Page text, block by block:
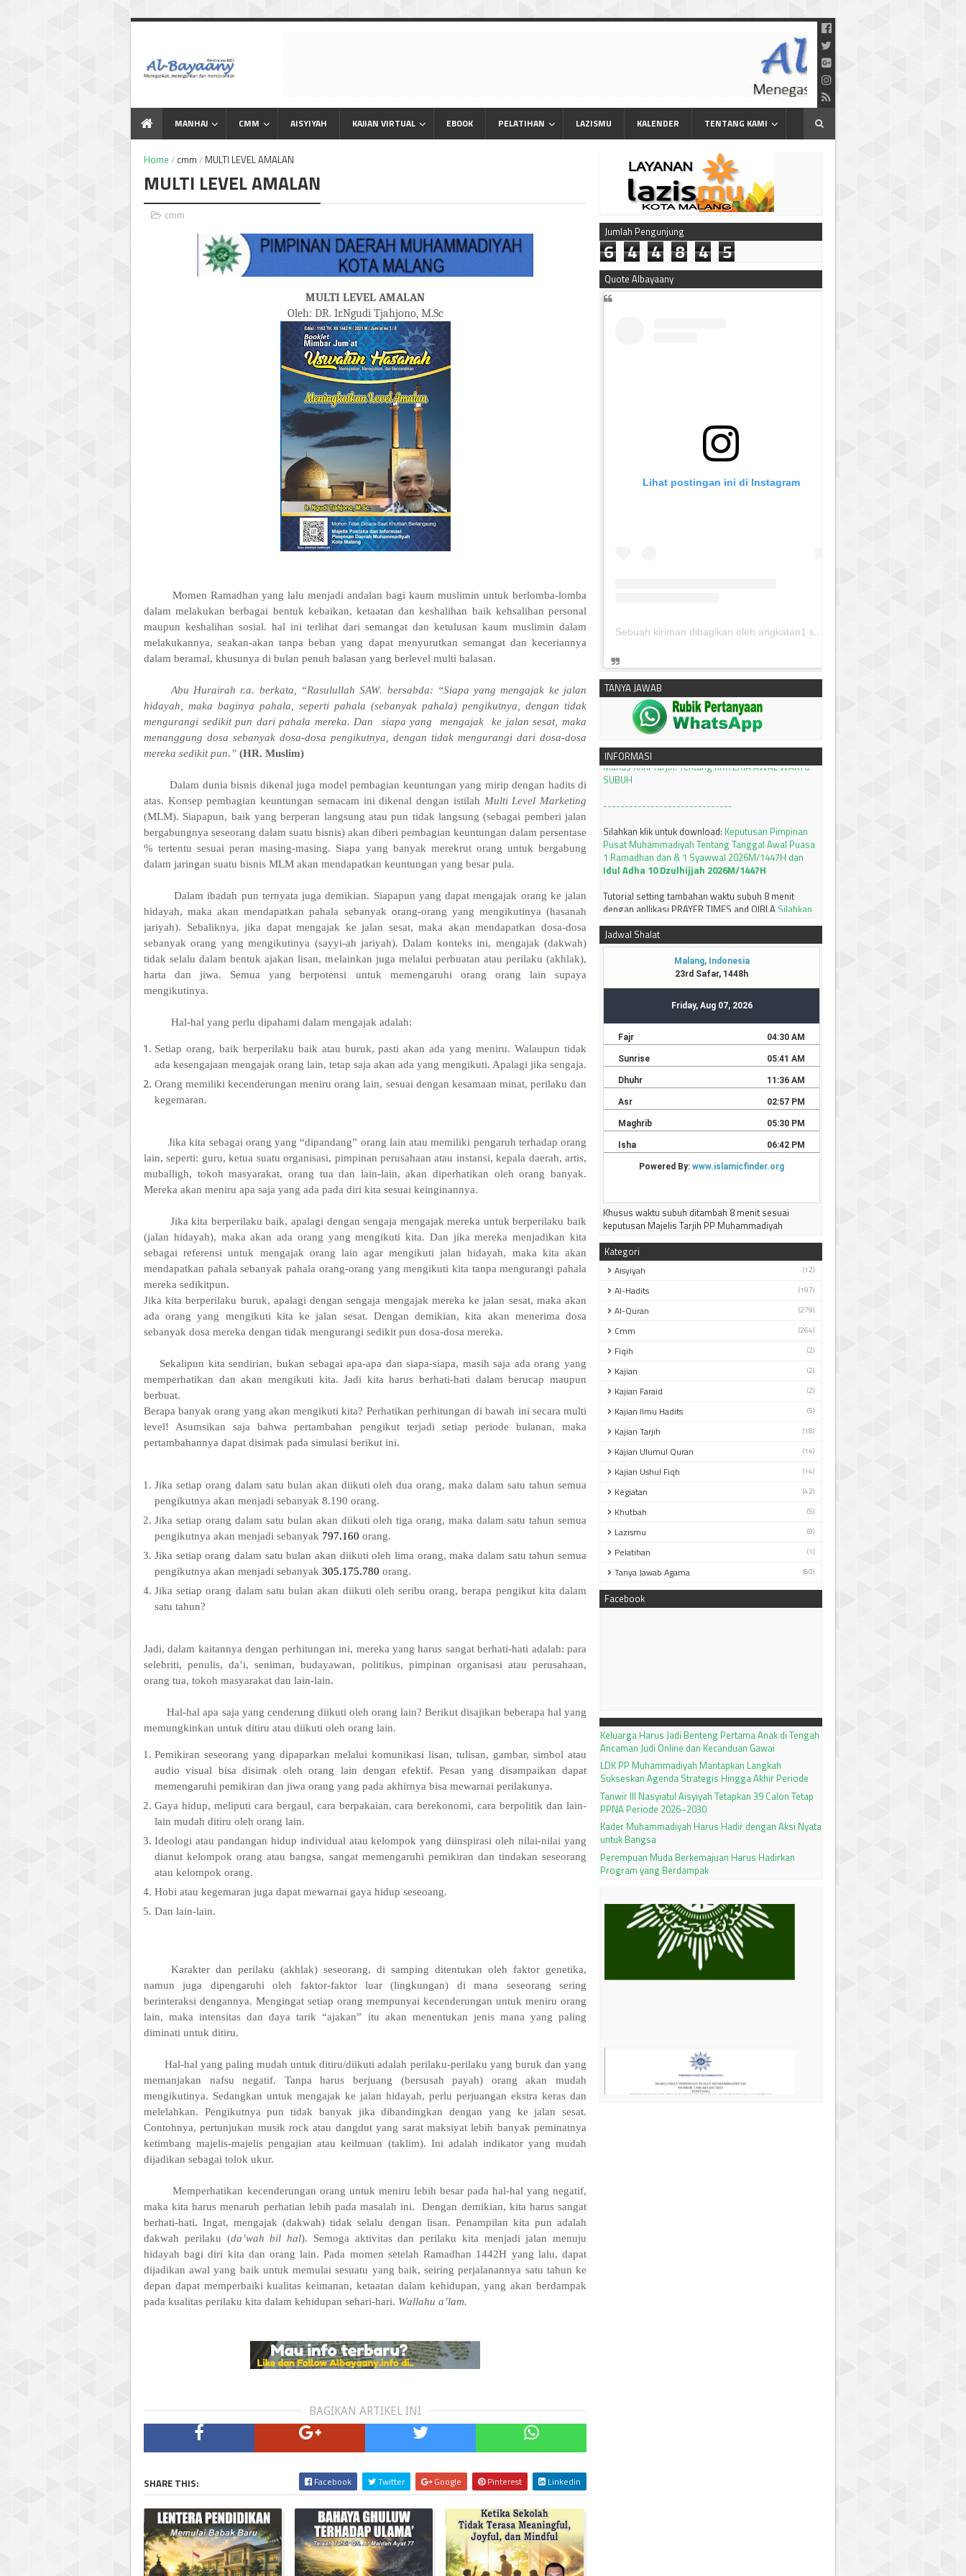
dan Mencerahkan
MANHAJ CMM AISYIYAH KAJIAN VIRTUAL EBOOK PELATIHAN LAZISMU KALENDER TENTANG KAMI
Home / cmm / MULTI LEVEL AMALAN
MULTI LEVEL AMALAN
cmm
MULTI LEVEL AMALAN
Oleh: DR. Ir.Ngudi Tjahjono, M.Sc
Momen Ramadhan yang lalu menjadi andalan bagi kaum muslimin untuk berlomba-lomba
dalam melakukan berbagai bentuk kebaikan, ketaatan dan keshalihan baik kehsalihan personal
maupun keshalihan sosial. hal ini terlihat dari semangat dan ketulusan kaum muslimin dalam
melakukannya, seakan-akan tanpa beban yang dapat menyurutkan semangat dan keceriannya
dalam beramal, khusunya di bulan penuh balasan yang berlevel multi balasan.
Abu Hurairah r.a. berkata, “Rasulullah SAW. bersabda: “Siapa yang mengajak ke jalan
hidayah, maka baginya pahala, seperti pahala (sebanyak pahala) pengikutnya, dengan tidak
mengurangi sedikit pun dari pahala mereka. Dan siapa yang mengajak ke jalan sesat, maka
menanggung dosa sebanyak dosa-dosa pengikutnya, dengan tidak mengurangi dari dosa-dosa
mereka sedikit pun.” (HR. Muslim)
Dalam dunia bisnis dikenal juga model pembagian keuntungan yang mirip dengan hadits di
atas. Konsep pembagian keuntungan semacam ini dikenal dengan istilah Multi Level Marketing
(MLM). Siapapun, baik yang berperan langsung atau pun tidak langsung (sebagai pemberi jalan
bergabungnya seseorang dalam suatu bisnis) akan diberi pembagian keuntungan dalam persentase
% tertentu sesuai peran masing-masing. Siapa yang banyak merekrut orang untuk bergabung
dalam jaringan suatu bisnis MLM akan mendapatkan keuntungan yang besar pula.
Dalam ibadah pun ternyata juga demikian. Siapapun yang dapat mengajak orang ke jalan
hidayah, maka akan mendapatkan pahala sebanyak orang-orang yang mengikutinya (hasanah
jariyah). Sebaliknya, jika dapat mengajak ke jalan sesat, maka akan mendapatkan dosa-dosa
sebanyak orang yang mengikutinya (sayyi-ah jariyah). Dalam konteks ini, mengajak (dakwah)
tidak selalu dalam bentuk ajakan lisan, melainkan juga melalui perbuatan atau perilaku (akhlak),
harta dan jiwa. Semua yang berpotensi untuk memengaruhi orang orang lain supaya
mengikutinya.
Hal-hal yang perlu dipahami dalam mengajak adalah:
Setiap orang, baik berperilaku baik atau buruk, pasti akan ada yang meniru. Walaupun tidak
ada kesengajaan mengajak orang lain, tetap saja akan ada yang mengikuti. Apalagi jika sengaja.
Orang memiliki kecenderungan meniru orang lain, sesuai dengan kesamaan minat, perilaku dan
kegemaran.
Jika kita sebagai orang yang “dipandang” orang lain atau memiliki pengaruh terhadap orang
lain, seperti: guru, ketua suatu organisasi, pimpinan perusahaan atau instansi, kepala daerah, artis,
muballigh, tokoh masyarakat, orang tua dan lain-lain, akan diperhatikan oleh orang banyak.
Mereka akan meniru apa saja yang ada pada diri kita sesuai keinginannya.
Jika kita berperilaku baik, apalagi dengan sengaja mengajak mereka untuk berperilaku baik
(jalan hidayah), maka akan ada orang yang mengikuti kita. Dan jika mereka menjadikan kita
sebagai referensi untuk mengajak orang lain agar mengikuti jalan hidayah, maka kita akan
mendapatkan pahala sebanyak pahala orang-orang yang mengikuti kita tanpa mengurangi pahala
mereka sedikitpun.
Jika kita berperilaku buruk, apalagi dengan sengaja mengajak mereka ke jalan sesat, maka akan
ada orang yang mengikuti kita ke jalan sesat. Dengan demikian, kita akan menerima dosa
sebanyak dosa mereka dengan tidak mengurangi sedikit pun dosa-dosa mereka.
Sekalipun kita sendirian, bukan sebagai apa-apa dan siapa-siapa, masih saja ada orang yang
memperhatikan dan akan mengikuti kita. Jadi kita harus berhati-hati dalam berucap maupun
berbuat.
Berapa banyak orang yang akan mengikuti kita? Perhatikan perhitungan di bawah ini secara multi
level! Asumsikan saja bahwa pertambahan pengikut terjadi setiap periode bulanan, maka
pertambahannya dapat disimak pada simulasi berikut ini.
Jika setiap orang dalam satu bulan akan diikuti oleh dua orang, maka dalam satu tahun semua
pengikutnya akan menjadi sebanyak 8.190 orang.
Jika setiap orang dalam satu bulan akan diikuti oleh tiga orang, maka dalam satu tahun semua
pengikutnya akan menjadi sebanyak 797.160 orang.
Jika setiap orang dalam satu bulan akan diikuti oleh lima orang, maka dalam satu tahun semua
pengikutnya akan menjadi sebanyak 305.175.780 orang.
Jika setiap orang dalam satu bulan akan diikuti oleh seribu orang, berapa pengikut kita dalam
satu tahun?
Jadi, dalam kaitannya dengan perhitungan ini, mereka yang harus sangat berhati-hati adalah: para
selebriti, penulis, da’i, seniman, budayawan, politikus, pimpinan organisasi atau perusahaan,
orang tua, tokoh masyarakat dan lain-lain.
Hal-hal apa saja yang cenderung diikuti oleh orang lain? Berikut disajikan beberapa hal yang
memungkinkan untuk ditiru atau diikuti oleh orang lain.
Pemikiran seseorang yang dipaparkan melalui komunikasi lisan, tulisan, gambar, simbol atau
audio visual bisa disimak oleh orang lain dengan efektif. Pesan yang disampaikan dapat
memengaruhi pemikiran dan jiwa orang yang pada akhirnya bisa mewarnai perilakunya.
Gaya hidup, meliputi cara bergaul, cara berpakaian, cara berekonomi, cara berpolitik dan lain-
lain mudah ditiru oleh orang lain.
Ideologi atau pandangan hidup individual atau kelompok yang diinspirasi oleh nilai-nilai yang
dianut kelompok orang atau bangsa, sangat memengaruhi pemikiran dan tindakan seseorang
atau kelompok orang.
Hobi atau kegemaran juga dapat mewarnai gaya hidup seseoang.
Dan lain-lain.
Karakter dan perilaku (akhlak) seseorang, di samping ditentukan oleh faktor genetika,
namun juga dipengaruhi oleh faktor-faktor luar (lingkungan) di mana seseorang sering
berinteraksi dengannya. Mengingat setiap orang mempunyai kecenderungan untuk meniru orang
lain, maka intensitas dan daya tarik “ajakan” itu akan menentukan jenis mana yang paling
diminati untuk ditiru.
Hal-hal yang paling mudah untuk ditiru/diikuti adalah perilaku-perilaku yang buruk dan yang
memanjakan nafsu negatif. Tanpa harus berjuang (bersusah payah) orang akan mudah
mengikutinya. Sedangkan untuk mengajak ke jalan hidayah, perlu perjuangan ekstra keras dan
melelahkan. Pengikutnya pun tidak banyak jika dibandingkan dengan yang ke jalan sesat.
Contohnya, pertunjukan musik rock atau dangdut yang sarat maksiyat lebih banyak peminatnya
ketimbang majelis-majelis pengajian atau keilmuan (taklim). Ini adalah indikator yang mudah
dijadikan sebagai tolok ukur.
Memperhatikan kecenderungan orang untuk meniru lebih besar pada hal-hal yang negatif,
maka kita harus menaruh perhatian lebih pada masalah ini.
Dengan demikian, kita harus sangat
berhati-hati. Ingat, mengajak (dakwah) tidak selalu dengan lisan. Penampilan kita pun adalah
dakwah perilaku (da’wah bil hal). Semoga aktivitas dan perilaku kita menjadi jalan menuju
hidayah bagi diri kita dan orang lain. Pada momen setelah Ramadhan 1442H yang lalu, dapat
dijadikan awal yang baik untuk memulai sesuatu yang baik, seiring perjalanannya satu tahun ke
depan dapat memperbaiki kualitas keimanan, ketaatan dalam kehidupan, yang akan berdampak
pada kualitas perilaku kita dalam kehidupan sehari-hari. Wallahu a’lam.
BAGIKAN ARTIKEL INI
SHARE THIS: Facebook Twitter Google Pinterest Linkedin
Jumlah Pengunjung
6 4 4 8 4 5
Quote Albayaany
Lihat postingan ini di Instagram
Sebuah kiriman dibagikan oleh angkatan1 skmm 2020 (@albayaanyinfo)
TANYA JAWAB
INFORMASI
silahkan klik untuk download:Keputusan Pimpinan
Pusat Muhammadiyah, Tentang Tanfidz Keputusan
Munas XXXI Tarjih: Tentang KRITERIA AWAL WAKTU
SUBUH
------------------------------
1 Ramadhan dan & 1 Syawwal 2026M/1447H dan
Idul Adha 10 Dzulhijjah 2026M/1447H
Tutorial setting tambahan waktu subuh 8 menit
dengan apllikasi PRAYER TIMES and QIBLA
KLIK
2026 M JAWA TIMURSilahkan bisa didownload
-----------------------------Terima kasih
Jadwal Shalat
Khusus waktu subuh ditambah 8 menit sesuai
keputusan Majelis Tarjih PP Muhammadiyah
Kategori
Aisyiyah (12)
Al-Hadits (197)
Al-Quran (279)
Cmm (264)
Fiqih (2)
Kajian (2)
Kajian Faraid (2)
Kajian Ilmu Hadits (5)
Kajian Tarjih (18)
Kajian Ulumul Quran (14)
Kajian Ushul Fiqh (14)
Kegiatan (42)
Khutbah (5)
Lazismu (9)
Pelatihan (1)
Tanya Jawab Agama (60)
Facebook
Keluarga Harus Jadi Benteng Pertama Anak di Tengah
Ancaman Judi Online dan Kecanduan Gawai
LDK PP Muhammadiyah Mantapkan Langkah
Sukseskan Agenda Strategis Hingga Akhir Periode
Tanwir III Nasyiatul Aisyiyah Tetapkan 39 Calon Tetap
PPNA Periode 2026–2030
Kader Muhammadiyah Harus Hadir dengan Aksi Nyata
untuk Bangsa
Perempuan Muda Berkemajuan Harus Hadirkan
Program yang Berdampak